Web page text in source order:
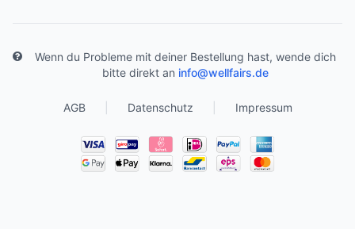
Wenn du Probleme mit deiner Bestellung hast, wende dich
bitte direkt an info@wellfairs.de
AGB Datenschutz Impressum